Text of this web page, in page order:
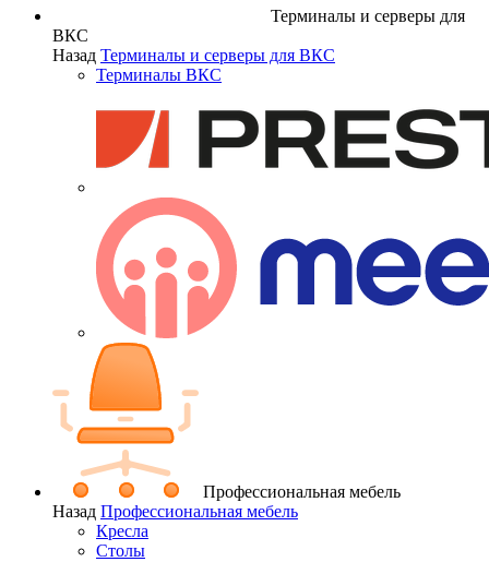
Терминалы и серверы для
ВКС
Назад Терминалы и серверы для ВКС
Терминалы ВКС
Профессиональная мебель
Назад Профессиональная мебель
Кресла
Столы